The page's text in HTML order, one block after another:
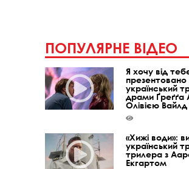
ПОПУЛЯРНЕ ВІДЕО
Я хочу від
презентовано
український
драми Ґреґґа
Олівією Вайлд
«Хижі води»:
український
трилера з
Екгартом